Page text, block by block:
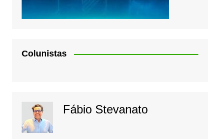
Colunistas
Fábio Stevanato